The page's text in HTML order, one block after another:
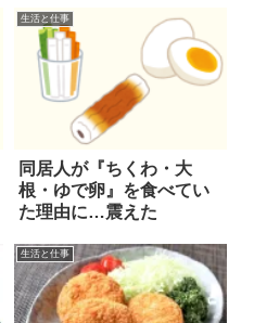
生活と仕事
同居人が『ちくわ・大
根・ゆで卵』を食べてい
た理由に…震えた
生活と仕事